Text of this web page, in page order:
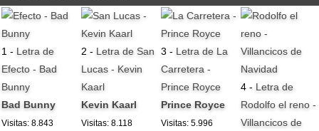
1 - Letra de
Efecto - Bad
Bunny
Bad Bunny
Visitas: 8.843
2 - Letra de San
Lucas - Kevin
Kaarl
Kevin Kaarl
Visitas: 8.118
3 - Letra de La
Carretera -
Prince Royce
Prince Royce
Visitas: 5.996
4 - Letra de
Rodolfo el reno -
Villancicos de